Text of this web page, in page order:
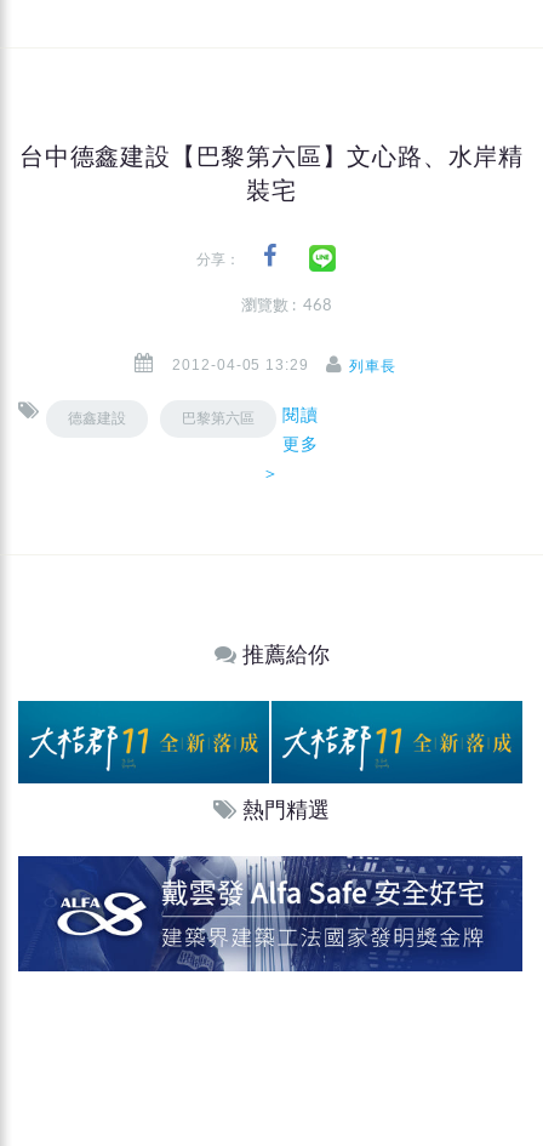
台中德鑫建設【巴黎第六區】文心路、水岸精
裝宅
分享：
瀏覽數 : 468
2012-04-05 13:29 列車長
德鑫建設 巴黎第六區
閱讀
更多
＞
推薦給你
熱門精選